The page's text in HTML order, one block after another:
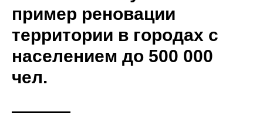
пример реновации
территории в городах с
населением до 500 000
чел.